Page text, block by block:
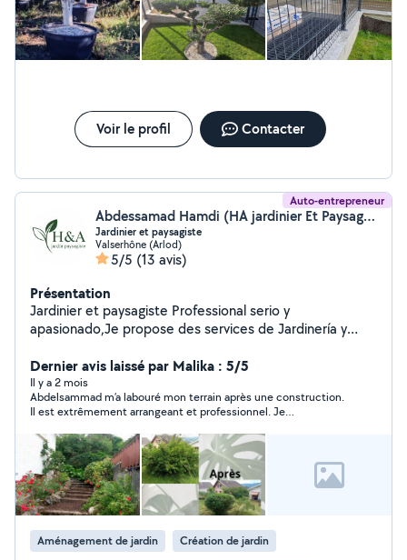
Voir le profil Contacter
Auto-entrepreneur
Abdessamad Hamdi (HA jardinier Et Paysagiste)
Jardinier et paysagiste
Valserhône (Arlod)
5/5 (13 avis)
Présentation
Jardinier et paysagiste Professional serio y
apasionado,Je propose des services de Jardinería y
et tout ce qui touche au jardinage.
Dernier avis laissé par Malika : 5/5
Il y a 2 mois
Abdelsammad m’a labouré mon terrain après une construction.
Il est extrêmement arrangeant et professionnel. Je
Au plaisir . Malika
Aménagement de jardin Création de jardin